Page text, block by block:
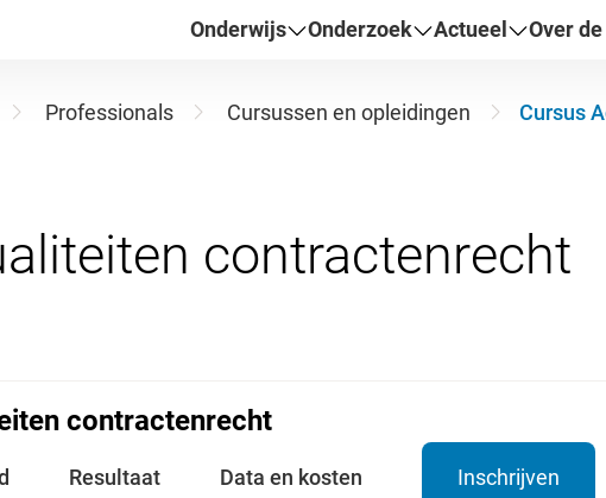
Onderwijs Onderzoek Actueel Over de
Professionals Cursussen en opleidingen Cursus
contractenrecht
Resultaat Data en kosten Inschrijven